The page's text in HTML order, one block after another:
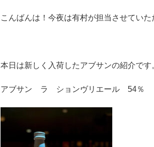
こんばんは！今夜は有村が担当させていた
本日は新しく入荷したアブサンの紹介です
アブサン ラ ションヴリエール 54％